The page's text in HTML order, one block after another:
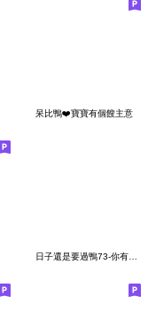
呆比鴨❤️寶寶有個餿主意
日子還是要過鴨73-你有看到我的鼻子嗎？